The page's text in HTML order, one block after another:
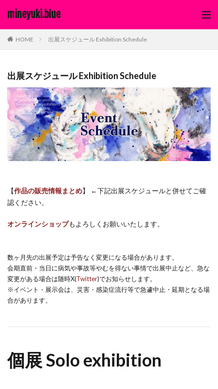
mineyuki.blue
HOME 出展スケジュール Exhibition Schedule
出展スケジュール Exhibition Schedule
【作品の販売情報まとめ】 ←下記出展スケジュールと併せてご確
認ください。
オンラインショップもよろしくお願いいたします。
数ヶ月先の出展予定は予告なく変更になる場合があります。
会期直前・当日に病気や事故等やむを得ない事情で出展中止など、急な
変更がある場合は随時X(Twitter)でお知らせします。
※イベント・展示会は、災害・感染症流行等で急遽中止・延期となる場
合があります。
個展 Solo exhibition